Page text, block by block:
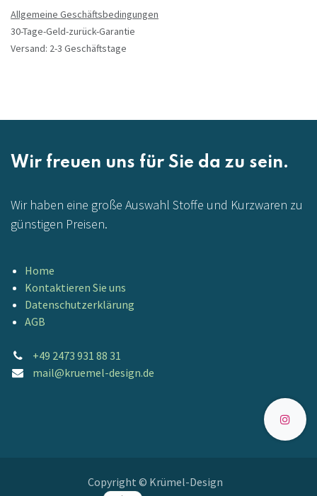
Allgemeine Geschäftsbedingungen
30-Tage-Geld-zurück-Garantie
Versand: 2-3 Geschäftstage
Wir freuen uns für Sie da zu sein.
Wir haben eine große Auswahl Stoffe und Kurzwaren zu
günstigen Preisen.
Home
Kontaktieren Sie uns
Datenschutzerklärung
AGB
+49 2473 931 88 31
mail@kruemel-design.de
Copyright © Krümel-Design